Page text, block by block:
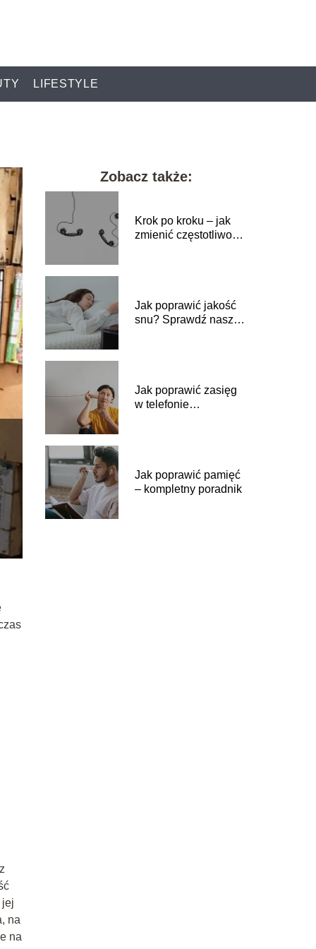
LIFESTYLE
jej
na
na
Zobacz także:
Krok po kroku – jak
zmienić częstotliwość
Jak poprawić jakość
snu? Sprawdź nasz
Jak poprawić zasięg
w telefonie
Jak poprawić pamięć
– kompletny poradnik